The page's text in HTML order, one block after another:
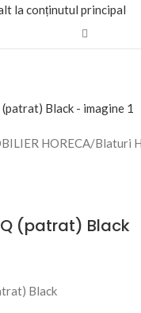
la conținutul principal
HORECA/Blaturi
(patrat) Black
Black